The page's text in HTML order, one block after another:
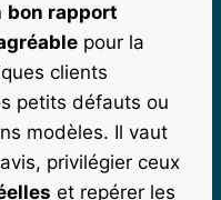
bon rapport
pour la
clients
petits défauts ou
modèles. Il vaut
privilégier ceux
et repérer les